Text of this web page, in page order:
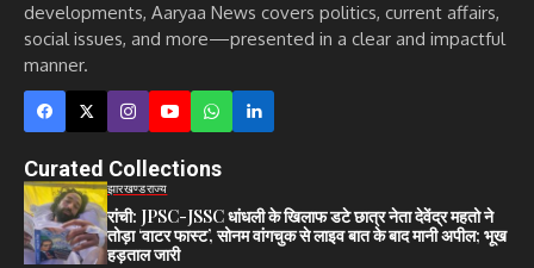
developments, Aaryaa News covers politics, current affairs,
social issues, and more—presented in a clear and impactful
manner.
Curated Collections
झारखण्डराज्य
रांची: JPSC-JSSC धांधली के खिलाफ डटे छात्र नेता देवेंद्र महतो ने
तोड़ा ‘वाटर फास्ट’, सोनम वांगचुक से लाइव बात के बाद मानी अपील; भूख
हड़ताल जारी